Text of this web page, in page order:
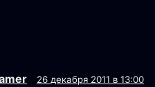
26 декабря 2011 в 13:00